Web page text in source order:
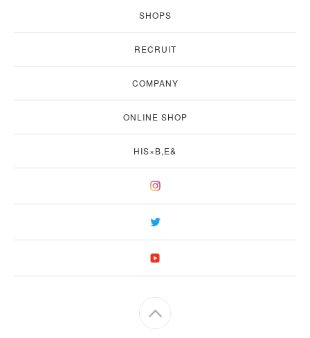
SHOPS
RECRUIT
COMPANY
ONLINE SHOP
HIS×B,E&